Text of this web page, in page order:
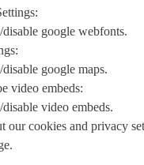
google webfonts.
google maps.
video embeds:
video embeds.
our cookies and privacy